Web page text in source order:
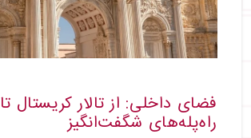
فضای داخلی: از تالار کریستال تا
راه‌پله‌های شگفت‌انگیز